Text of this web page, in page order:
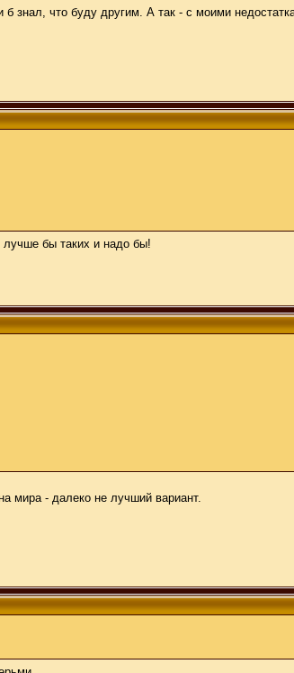
знал, что буду другим. А так - с моими
бы таких и надо бы!
мира - далеко не лучший вариант.